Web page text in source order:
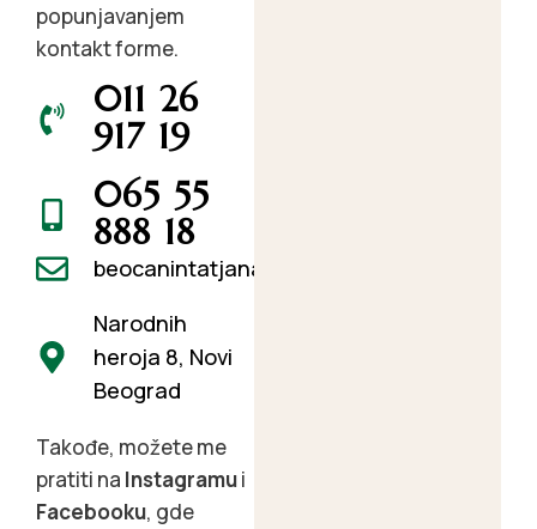
popunjavanjem
kontakt forme.
011 26
917 19
065 55
888 18
beocanintatjana@gmail.com
Narodnih
heroja 8, Novi
Beograd
Takođe, možete me
pratiti na Instagramui
Facebooku, gde